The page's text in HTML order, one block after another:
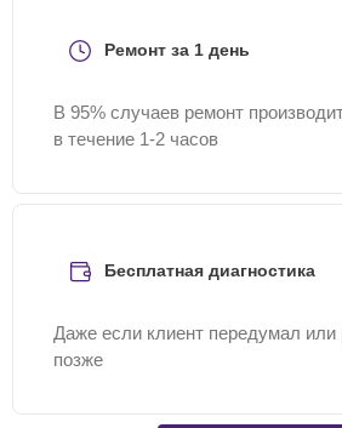
Ремонт за 1 день
В 95% случаев ремонт
в течение 1-2 часов
Бесплатная диагностика
Даже если клиент передумал или
позже